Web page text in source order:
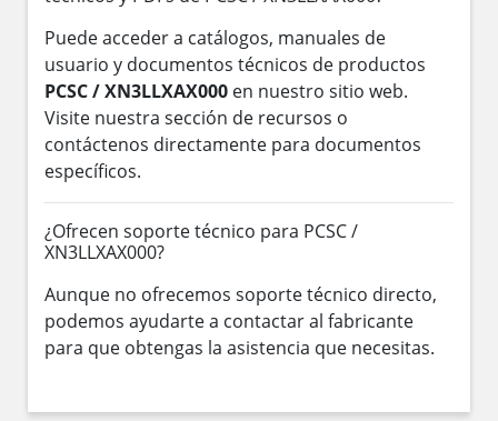
Puede acceder a catálogos, manuales de
usuario y documentos técnicos de productos
PCSC / XN3LLXAX000 en nuestro sitio web.
Visite nuestra sección de recursos o
contáctenos directamente para documentos
específicos.
¿Ofrecen soporte técnico para PCSC /
XN3LLXAX000?
Aunque no ofrecemos soporte técnico directo,
podemos ayudarte a contactar al fabricante
para que obtengas la asistencia que necesitas.